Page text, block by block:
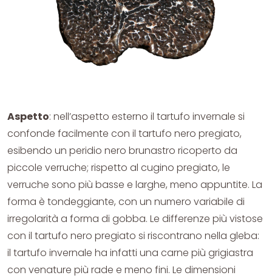
Aspetto: nell’aspetto esterno il tartufo invernale si
confonde facilmente con il tartufo nero pregiato,
esibendo un peridio nero brunastro ricoperto da
piccole verruche; rispetto al cugino pregiato, le
verruche sono più basse e larghe, meno appuntite. La
forma è tondeggiante, con un numero variabile di
irregolarità a forma di gobba. Le differenze più vistose
con il tartufo nero pregiato si riscontrano nella gleba:
il tartufo invernale ha infatti una carne più grigiastra
con venature più rade e meno fini. Le dimensioni